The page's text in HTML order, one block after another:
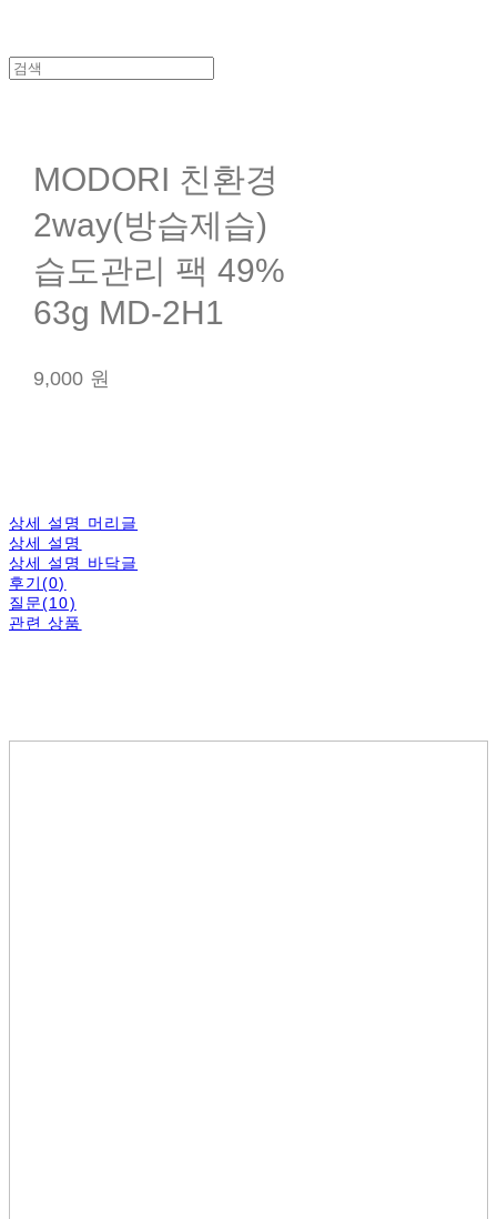
MODORI 친환경
2way(방습제습)
습도관리 팩 49%
63g MD-2H1
9,000 원
상세 설명 머리글
상세 설명
상세 설명 바닥글
후기(0)
질문(10)
관련 상품